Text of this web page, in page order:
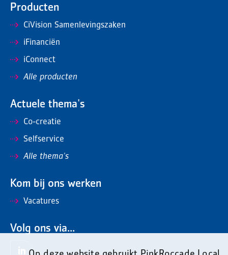
Producten
CiVision Samenlevingszaken
iFinanciën
iConnect
Alle producten
Actuele thema's
Co-creatie
Selfservice
Alle thema's
Kom bij ons werken
Vacatures
Volg ons via...